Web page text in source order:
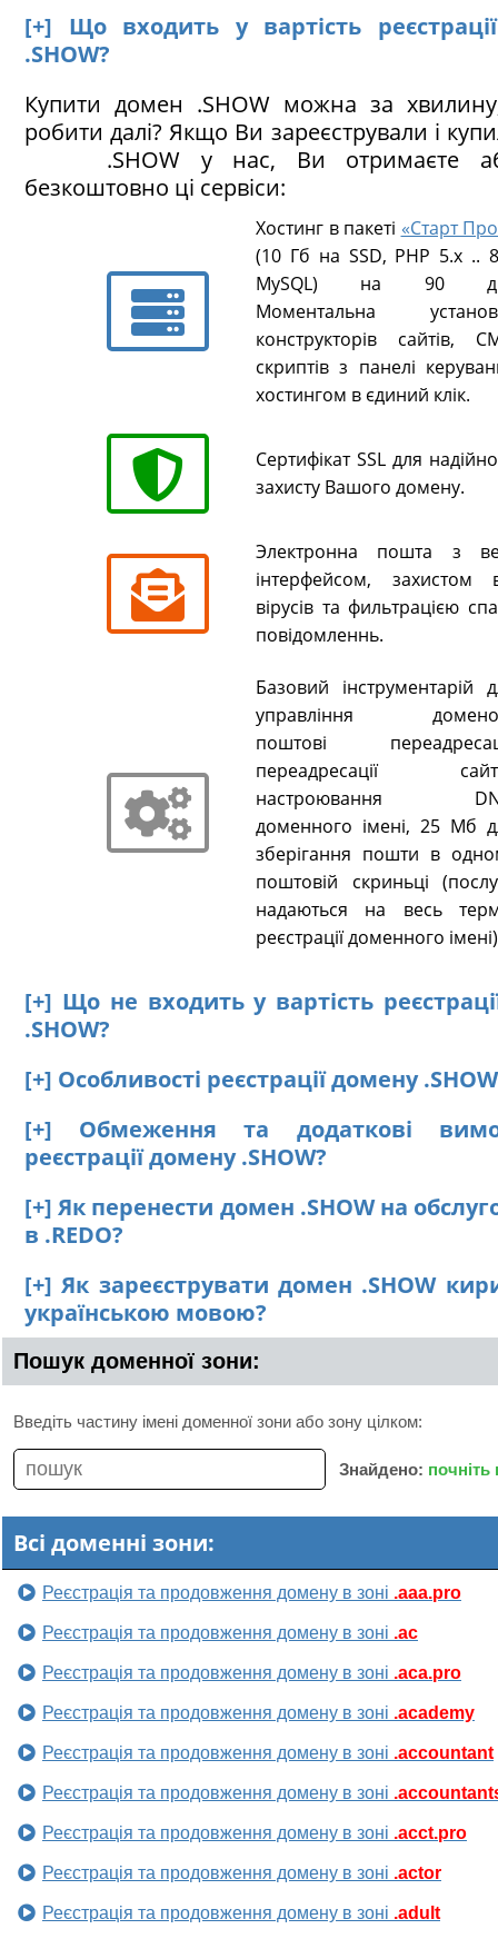
[+] Що входить у вартість
.SHOW?
Купити домен .SHOW можна за
робити далі? Якщо Ви зареєстрували і
.SHOW у нас, Ви отримаєте
безкоштовно ці сервіси:
Хостинг в пакеті «Старт
(10 Гб на SSD, PHP 5.х ..
MySQL) на 90
Моментальна
конструкторів сайтів,
скриптів з панелі
хостингом в єдиний клік.
Сертифікат SSL для
захисту Вашого домену.
Электронна пошта з
інтерфейсом, захистом
вірусів та фильтрацією
повідомленнь.
Базовий інструментарій
управління
поштові
переадресації
настроювання
доменного імені, 25 Мб
зберігання пошти в
поштовій скриньці
надаються на весь
реєстрації доменного
[+] Що не входить у вартість
.SHOW?
[+] Особливості реєстрації домену
[+] Обмеження та додаткові
реєстрації домену .SHOW?
[+] Як перенести домен .SHOW на
в .REDO?
[+] Як зареєструвати домен .SHOW
українською мовою?
Пошук доменної зони:
Введіть частину імені доменної зони або зону цілком:
Знайдено:
Всі доменні зони:
Реєстрація та продовження домену в зоні .aaa.pro
Реєстрація та продовження домену в зоні .ac
Реєстрація та продовження домену в зоні .aca.pro
Реєстрація та продовження домену в зоні .academy
Реєстрація та продовження домену в зоні .accountant
Реєстрація та продовження домену в зоні
Реєстрація та продовження домену в зоні .acct.pro
Реєстрація та продовження домену в зоні .actor
Реєстрація та продовження домену в зоні .adult